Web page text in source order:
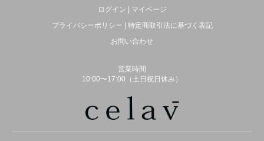
ログイン | マイページ
プライバシーポリシー | 特定商取引法に基づく表記
お問い合わせ
営業時間
10:00〜17:00（土日祝日休み）